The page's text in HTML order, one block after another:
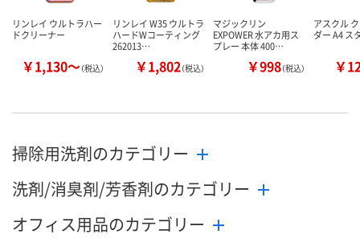
リンレイ ウルトラハー
ドクリーナー
￥1,130～（税込）
リンレイ W35 ウルトラ
ハードWコーティング
262013…
￥1,802（税込）
マジックリン
EXPOWER 水アカ用ス
プレー 本体 400…
￥998（税込）
アスクル
ダー A4 ス
￥
掃除用洗剤のカテゴリー
洗剤/消臭剤/芳香剤のカテゴリー
オフィス用品のカテゴリー